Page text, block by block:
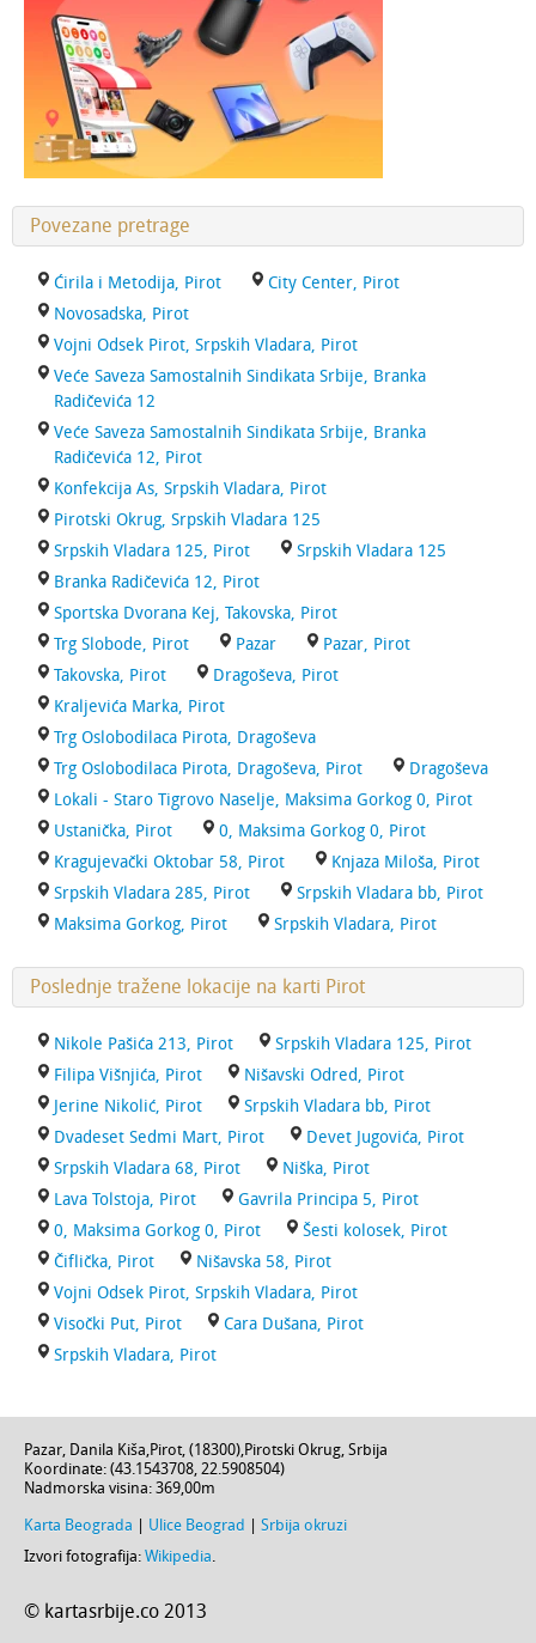
Povezane pretrage
Ćirila i Metodija, Pirot
City Center, Pirot
Novosadska, Pirot
Vojni Odsek Pirot, Srpskih Vladara, Pirot
Veće Saveza Samostalnih Sindikata Srbije, Branka
Radičevića 12
Veće Saveza Samostalnih Sindikata Srbije, Branka
Radičevića 12, Pirot
Konfekcija As, Srpskih Vladara, Pirot
Pirotski Okrug, Srpskih Vladara 125
Srpskih Vladara 125, Pirot
Srpskih Vladara 125
Branka Radičevića 12, Pirot
Sportska Dvorana Kej, Takovska, Pirot
Trg Slobode, Pirot
Pazar
Pazar, Pirot
Takovska, Pirot
Dragoševa, Pirot
Kraljevića Marka, Pirot
Trg Oslobodilaca Pirota, Dragoševa
Trg Oslobodilaca Pirota, Dragoševa, Pirot
Dragoševa
Lokali - Staro Tigrovo Naselje, Maksima Gorkog 0, Pirot
Ustanička, Pirot
0, Maksima Gorkog 0, Pirot
Kragujevački Oktobar 58, Pirot
Knjaza Miloša, Pirot
Srpskih Vladara 285, Pirot
Srpskih Vladara bb, Pirot
Maksima Gorkog, Pirot
Srpskih Vladara, Pirot
Poslednje tražene lokacije na karti Pirot
Nikole Pašića 213, Pirot
Srpskih Vladara 125, Pirot
Filipa Višnjića, Pirot
Nišavski Odred, Pirot
Jerine Nikolić, Pirot
Srpskih Vladara bb, Pirot
Dvadeset Sedmi Mart, Pirot
Devet Jugovića, Pirot
Srpskih Vladara 68, Pirot
Niška, Pirot
Lava Tolstoja, Pirot
Gavrila Principa 5, Pirot
0, Maksima Gorkog 0, Pirot
Šesti kolosek, Pirot
Čiflička, Pirot
Nišavska 58, Pirot
Vojni Odsek Pirot, Srpskih Vladara, Pirot
Visočki Put, Pirot
Cara Dušana, Pirot
Srpskih Vladara, Pirot
Pazar, Danila Kiša,Pirot, (18300),Pirotski Okrug, Srbija
Koordinate: (43.1543708, 22.5908504)
Nadmorska visina: 369,00m
Karta Beograda Ulice Beograd
Srbija okruzi
Izvori fotografija: Wikipedia.
© kartasrbije.co 2013